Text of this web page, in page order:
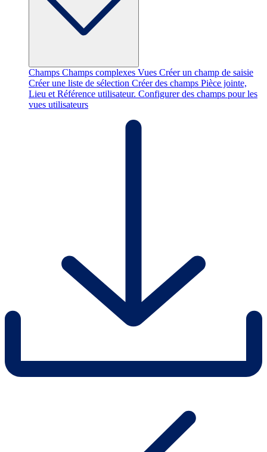
Champs Champs complexes Vues Créer un champ de saisie
Créer une liste de sélection Créer des champs Pièce jointe,
Lieu et Référence utilisateur. Configurer des champs pour les
vues utilisateurs